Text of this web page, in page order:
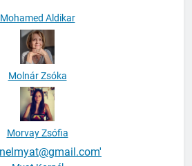
Mohamed Aldikar
Molnár Zsóka
Morvay Zsófia